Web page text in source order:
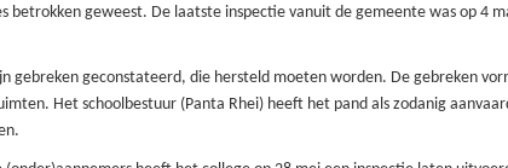
betrokken geweest. De laatste inspectie vanuit de gemeente was op 4
gebreken geconstateerd, die hersteld moeten worden. De gebreken
Het schoolbestuur (Panta Rhei) heeft het pand als zodanig